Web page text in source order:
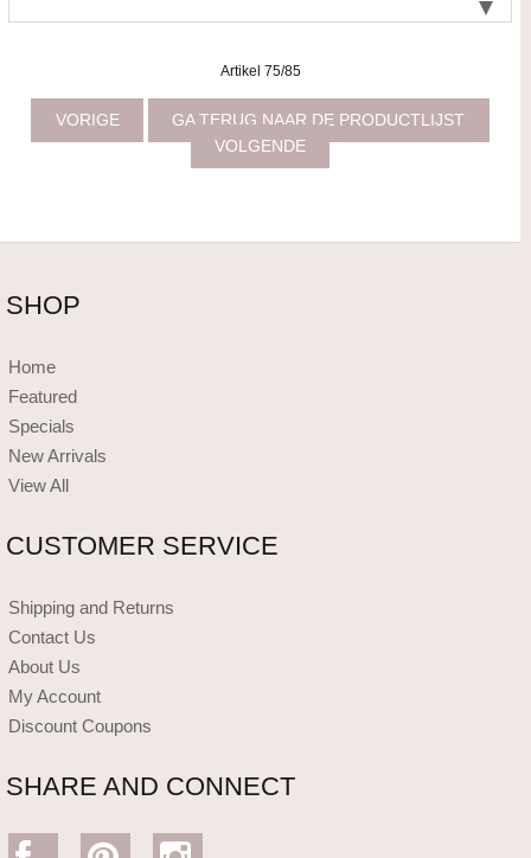
Artikel 75/85
VORIGE
GA TERUG NAAR DE PRODUCTLIJST
VOLGENDE
SHOP
Home
Featured
Specials
New Arrivals
View All
CUSTOMER SERVICE
Shipping and Returns
Contact Us
About Us
My Account
Discount Coupons
SHARE AND CONNECT